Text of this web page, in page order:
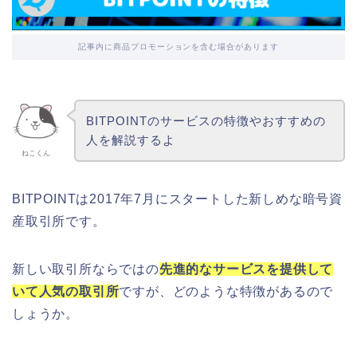
記事内に商品プロモーションを含む場合があります
ねこくん
BITPOINTのサービスの特徴やおすすめの
人を解説するよ
BITPOINTは2017年7月にスタートした新しめな暗号資
産取引所です。
新しい取引所ならではの先進的なサービスを提供して
いて人気の取引所ですが、どのような特徴があるので
しょうか。